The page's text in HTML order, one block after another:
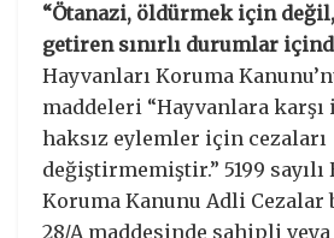
“Ötanazi, öldürmek için
getiren sınırlı durumlar
Hayvanları Koruma
maddeleri “Hayvanlara karşı
haksız eylemler için cezaları
değiştirmemiştir.” 5199 sayılı
Koruma Kanunu Adli Cezalar
28/A maddesinde sahipli